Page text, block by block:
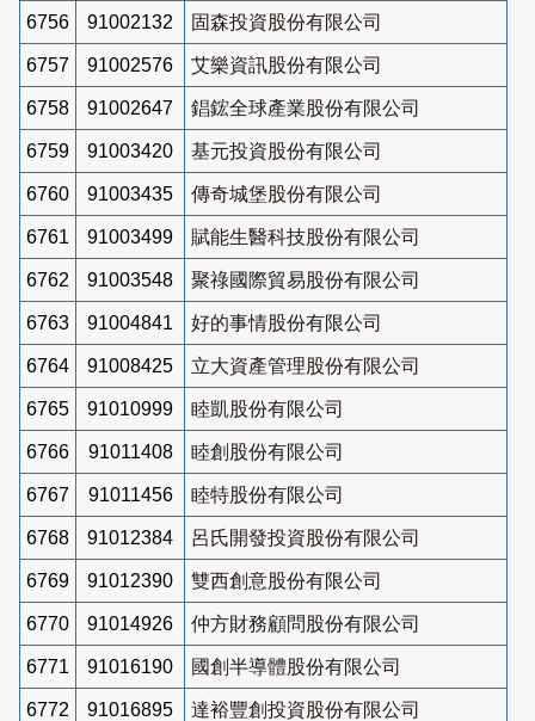
6756 91002132 固森投資股份有限公司
6757 91002576 艾樂資訊股份有限公司
6758 91002647 錩鋐全球產業股份有限公司
6759 91003420 基元投資股份有限公司
6760 91003435 傳奇城堡股份有限公司
6761 91003499 賦能生醫科技股份有限公司
6762 91003548 聚祿國際貿易股份有限公司
6763 91004841 好的事情股份有限公司
6764 91008425 立大資產管理股份有限公司
6765 91010999 睦凱股份有限公司
6766 91011408 睦創股份有限公司
6767 91011456 睦特股份有限公司
6768 91012384 呂氏開發投資股份有限公司
6769 91012390 雙西創意股份有限公司
6770 91014926 仲方財務顧問股份有限公司
6771 91016190 國創半導體股份有限公司
6772 91016895 達裕豐創投資股份有限公司